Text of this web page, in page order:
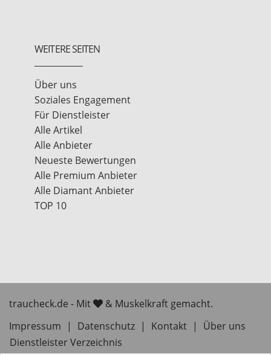
WEITERE SEITEN
Über uns
Soziales Engagement
Für Dienstleister
Alle Artikel
Alle Anbieter
Neueste Bewertungen
Alle Premium Anbieter
Alle Diamant Anbieter
TOP 10
traucheck.de - Mit
& Muskelkraft gemacht.
Impressum
| Datenschutz | Kontakt |
Über uns
Dienstleister Verzeichnis